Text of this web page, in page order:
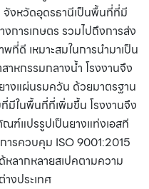
งหวัดอุดรธานีเป็นพื้นที่ที่มี
การเกษตร รวมไปถึงการส่ง
ที่ดี เหมาะสมในการนำมาเป็น
หกรรมกลางน้ำ โรงงานจึง
างแผ่นรมควัน ด้วยมาตรฐาน
มีในพื้นที่ที่เพิ่มขึ้น โรงงานจึง
ฑ์แปรรูปเป็นยางแท่งเอสที
ารควบคุม ISO 9001:2015
หลากหลายสเปคตามความ
งประเทศ